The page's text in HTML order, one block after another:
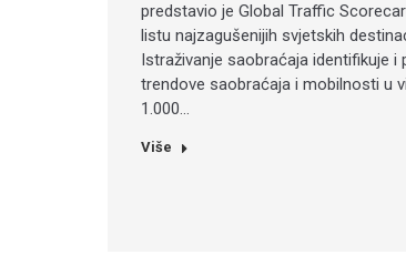
predstavio je Global Traffic
listu najzagušenijih svjetskih
Istraživanje saobraćaja identifikuje i
trendove saobraćaja i mobilnosti u
1.000…
Više